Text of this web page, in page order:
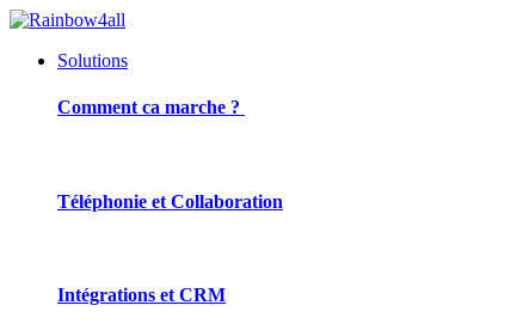
Solutions
Comment ca marche ?
Téléphonie et Collaboration
Intégrations et CRM